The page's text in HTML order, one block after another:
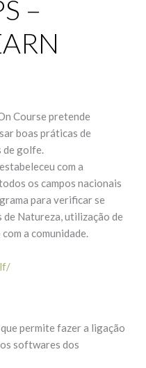
–
Course pretende
boas práticas de
de golfe.
com a
os campos nacionais
para verificar se
Natureza, utilização de
a comunidade.
permite fazer a ligação
softwares dos